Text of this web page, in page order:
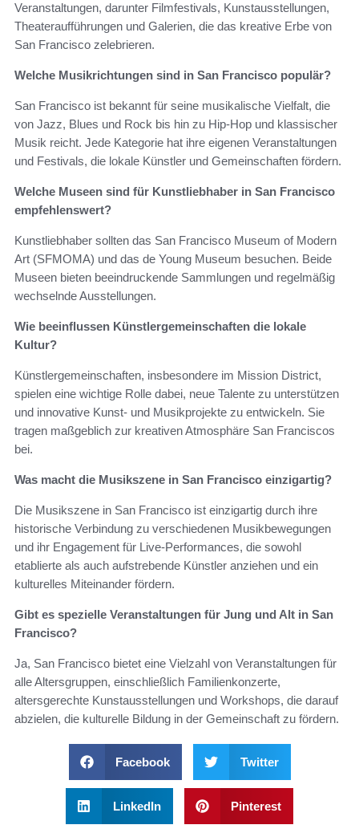
Veranstaltungen, darunter Filmfestivals, Kunstausstellungen,
Theateraufführungen und Galerien, die das kreative Erbe von
San Francisco zelebrieren.
Welche Musikrichtungen sind in San Francisco populär?
San Francisco ist bekannt für seine musikalische Vielfalt, die
von Jazz, Blues und Rock bis hin zu Hip-Hop und klassischer
Musik reicht. Jede Kategorie hat ihre eigenen Veranstaltungen
und Festivals, die lokale Künstler und Gemeinschaften fördern.
Welche Museen sind für Kunstliebhaber in San Francisco
empfehlenswert?
Kunstliebhaber sollten das San Francisco Museum of Modern
Art (SFMOMA) und das de Young Museum besuchen. Beide
Museen bieten beeindruckende Sammlungen und regelmäßig
wechselnde Ausstellungen.
Wie beeinflussen Künstlergemeinschaften die lokale
Kultur?
Künstlergemeinschaften, insbesondere im Mission District,
spielen eine wichtige Rolle dabei, neue Talente zu unterstützen
und innovative Kunst- und Musikprojekte zu entwickeln. Sie
tragen maßgeblich zur kreativen Atmosphäre San Franciscos
bei.
Was macht die Musikszene in San Francisco einzigartig?
Die Musikszene in San Francisco ist einzigartig durch ihre
historische Verbindung zu verschiedenen Musikbewegungen
und ihr Engagement für Live-Performances, die sowohl
etablierte als auch aufstrebende Künstler anziehen und ein
kulturelles Miteinander fördern.
Gibt es spezielle Veranstaltungen für Jung und Alt in San
Francisco?
Ja, San Francisco bietet eine Vielzahl von Veranstaltungen für
alle Altersgruppen, einschließlich Familienkonzerte,
altersgerechte Kunstausstellungen und Workshops, die darauf
abzielen, die kulturelle Bildung in der Gemeinschaft zu fördern.
Facebook Twitter
LinkedIn Pinterest